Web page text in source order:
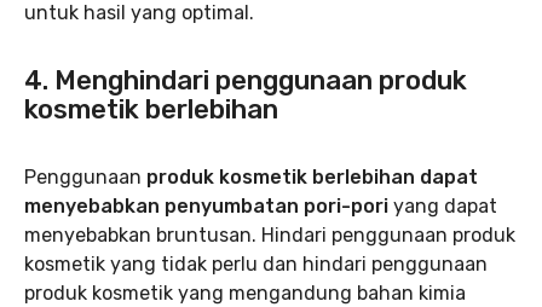
untuk hasil yang optimal.
4. Menghindari penggunaan produk
kosmetik berlebihan
Penggunaan produk kosmetik berlebihan dapat
menyebabkan penyumbatan pori-pori yang dapat
menyebabkan bruntusan. Hindari penggunaan produk
kosmetik yang tidak perlu dan hindari penggunaan
produk kosmetik yang mengandung bahan kimia